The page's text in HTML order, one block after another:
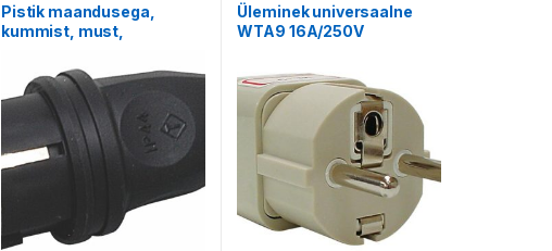
Pistik maandusega,
kummist, must,
Üleminek universaalne
WTA9 16A/250V